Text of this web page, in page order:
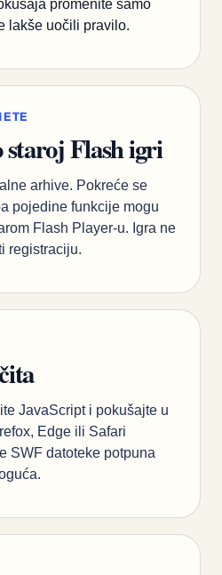
promenite samo
lakše uočili pravilo.
staroj Flash igri
arhive. Pokreće se
pojedine funkcije mogu
Flash Player-u. Igra ne
registraciju.
JavaScript i pokušajte u
Edge ili Safari
SWF datoteke potpuna